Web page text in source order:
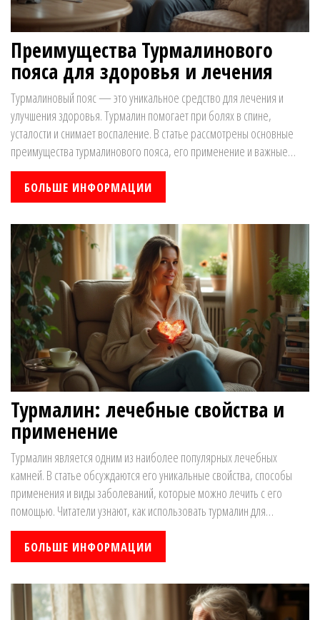
Преимущества Турмалинового
пояса для здоровья и лечения
Турмалиновый пояс — это уникальное средство для лечения и
улучшения здоровья. Турмалин помогает при болях в спине,
усталости и снимает воспаление. В статье рассмотрены основные
преимущества турмалинового пояса, его применение и важные
советы по использованию.
БОЛЬШЕ ИНФОРМАЦИИ
Турмалин: лечебные свойства и
применение
Турмалин является одним из наиболее популярных лечебных
камней. В статье обсуждаются его уникальные свойства, способы
применения и виды заболеваний, которые можно лечить с его
помощью. Читатели узнают, как использовать турмалин для
улучшения здоровья и самочувствия в повседневной жизни.
БОЛЬШЕ ИНФОРМАЦИИ